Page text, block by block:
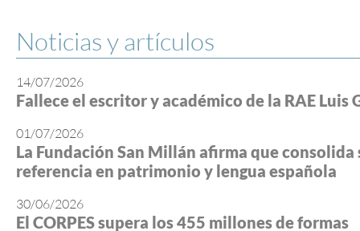
Noticias y artículos
14/07/2026
Fallece el escritor y académico de la RAE Luis
01/07/2026
La Fundación San Millán afirma que consolida
referencia en patrimonio y lengua española
30/06/2026
El CORPES supera los 455 millones de formas